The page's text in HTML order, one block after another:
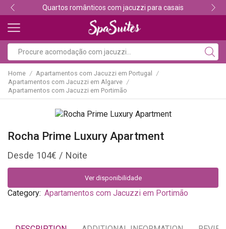
Descubra os melhores alojamentos com jacuzzi
Home / Apartamentos com Jacuzzi em Portugal /
Apartamentos com Jacuzzi em Algarve /
Apartamentos com Jacuzzi em Portimão
Rocha Prime Luxury Apartment
104€
Ver disponibilidade
Category: Apartamentos com Jacuzzi em Portimão